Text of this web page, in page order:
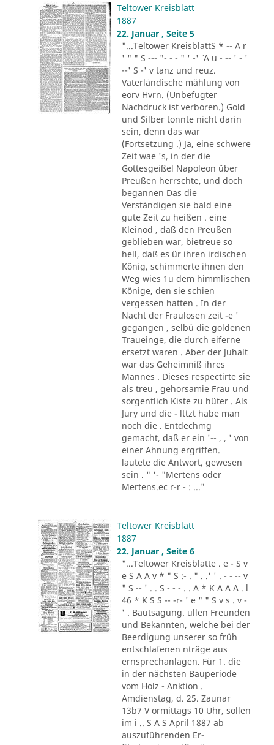
Teltower Kreisblatt
1887
22. Januar , Seite 5
"...Teltower KreisblattS * -- A r
' " " S --- "- - - " ' -' ´ A u - -- ' - '
--' S -' v tanz und reuz.
Vaterländische mählung von
eorv Hvrn. (Unbefugter
Nachdruck ist verboren.) Gold
und Silber tonnte nicht darin
sein, denn das war
(Fortsetzung .) Ja, eine schwere
Zeit wae 's, in der die
Gottesgeißel Napoleon über
Preußen herrschte, und doch
begannen Das die
Verständigen sie bald eine
gute Zeit zu heißen . eine
Kleinod , daß den Preußen
geblieben war, bietreue so
hell, daß es ür ihren irdischen
König, schimmerte ihnen den
Weg wies 1u dem himmlischen
Könige, den sie schien
vergessen hatten . In der
Nacht der Fraulosen zeit -e '
gegangen , selbü die goldenen
Traueinge, die durch eiferne
ersetzt waren . Aber der Juhalt
war das Geheimniß ihres
Mannes . Dieses respectirte sie
als treu , gehorsamie Frau und
sorgentlich Kiste zu hüter . Als
Jury und die - lttzt habe man
noch die . Entdechmg
gemacht, daß er ein '-- , , ' von
einer Ahnung ergriffen.
lautete die Antwort, gewesen
sein . " '- "Mertens oder
Mertens.ec r-r - : ..."
Teltower Kreisblatt
1887
22. Januar , Seite 6
"...Teltower Kreisblatte . e - S v
e S A A v * " S :- . " . .' ' . - - -- v
" S -- ' . . S - - - . . A * K A A A . l
46 * K S S -- -r- ' e " " S v s . v -
' . Bautsagung. ullen Freunden
und Bekannten, welche bei der
Beerdigung unserer so früh
entschlafenen nträge aus
ernsprechanlagen. Für 1. die
in der nächsten Bauperiode
vom Holz - Anktion .
Amdienstag, d. 25. Zaunar
13b7 V ormittags 10 Uhr, sollen
im i .. S A S April 1887 ab
auszuführenden Er-